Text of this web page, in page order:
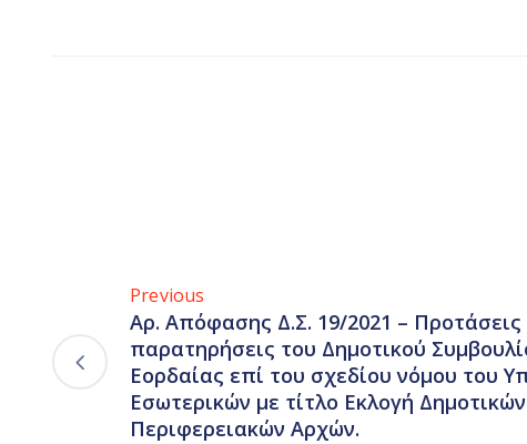
Previous
Αρ. Απόφασης Δ.Σ. 19/2021 – Προτάσεις
παρατηρήσεις του Δημοτικού
Εορδαίας επί του σχεδίου νόμου του
Εσωτερικών με τίτλο Εκλογή
Περιφερειακών Αρχών.